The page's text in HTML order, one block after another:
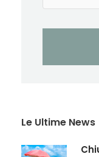
Le Ultime News